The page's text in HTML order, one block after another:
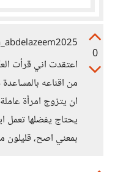
0
اعتقدت اني قرأت
من اقناعه
ان يتزوج امرأة
يحتاج يفضلها تعمل
بمعني اصح، قليلون